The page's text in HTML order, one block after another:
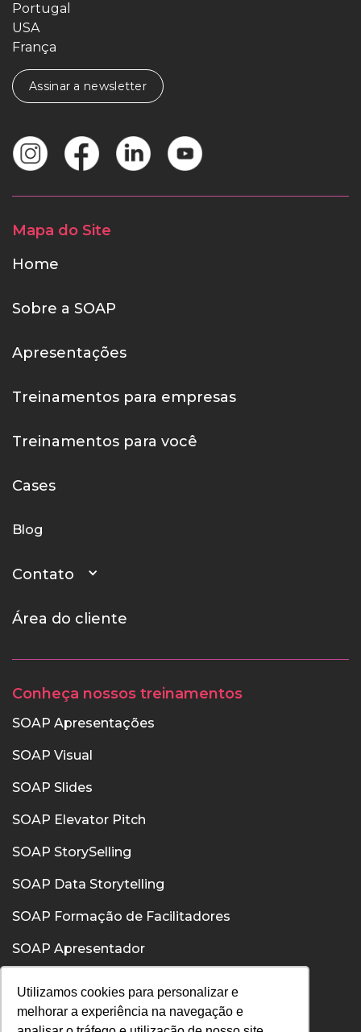
Utilizamos cookies para personalizar e
melhorar a experiência na navegação e
Portugal
USA
França
Assinar a newsletter
Mapa do Site
Home
Sobre a SOAP
Apresentações
Treinamentos para empresas
Treinamentos para você
Cases
Blog
Contato
Área do cliente
Conheça nossos treinamentos
SOAP Apresentações
SOAP Visual
SOAP Slides
SOAP Elevator Pitch
SOAP StorySelling
SOAP Data Storytelling
SOAP Formação de Facilitadores
SOAP Apresentador
SOAP Comunicação Interpessoal